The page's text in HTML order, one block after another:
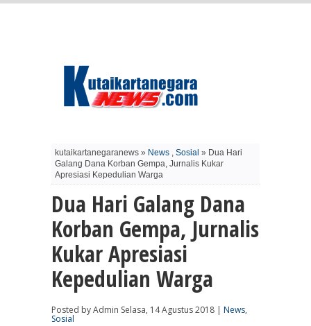
kutaikartanegaranews » News , Sosial » Dua Hari
Galang Dana Korban Gempa, Jurnalis Kukar
Apresiasi Kepedulian Warga
Dua Hari Galang Dana
Korban Gempa, Jurnalis
Kukar Apresiasi
Kepedulian Warga
Posted by Admin Selasa, 14 Agustus 2018 | News,
Sosial